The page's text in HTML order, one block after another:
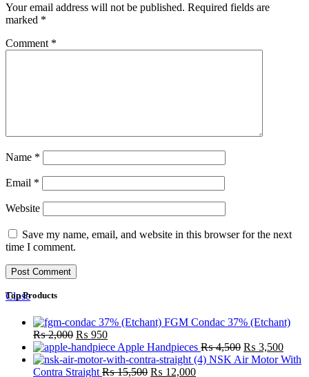
Your email address will not be published. Required fields are
marked *
Comment *
Name *
Email *
Website
Save my name, email, and website in this browser for the next
time I comment.
Close
Top Products
FGM Condac 37% (Etchant)
₨2,000 ₨ 950
Apple Handpieces ₨4,500 ₨ 3,500
NSK Air Motor With
Contra Straight ₨15,500 ₨ 12,000